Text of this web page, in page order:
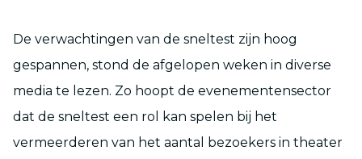
De verwachtingen van de sneltest zijn hoog
gespannen, stond de afgelopen weken in diverse
media te lezen. Zo hoopt de evenementensector
dat de sneltest een rol kan spelen bij het
vermeerderen van het aantal bezoekers in theater